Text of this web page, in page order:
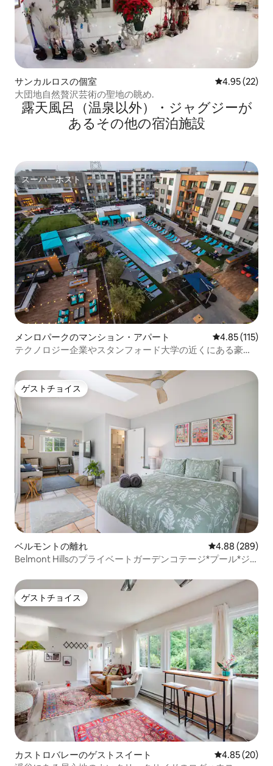
サンカルロスの個室 レビュー22
4.95 (22)
大団地自然贅沢芸術の聖地の眺め.
露天風呂（温泉以外）・ジャグジーが
あるその他の宿泊施設
スーパーホスト
スーパーホスト
メンロパークのマンション・アパート レビュー115
4.85 (115)
テクノロジー企業やスタンフォード大学の近くにある豪華
ゲストチョイス
ゲストチョイス
ベルモントの離れ レビュー289
4.88 (289)
Belmont Hillsのプライベートガーデンコテージ*プール*ジ
ゲストチョイス
ゲストチョイス
カストロバレーのゲストスイート レビュー20
4.85 (20)